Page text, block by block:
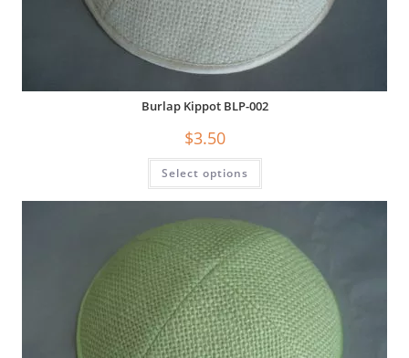
Burlap Kippot BLP-002
$3.50
Select options